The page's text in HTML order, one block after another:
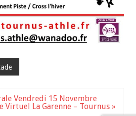
Vendredi 15 Novembre
Virtuel La Garenne – Tournus »